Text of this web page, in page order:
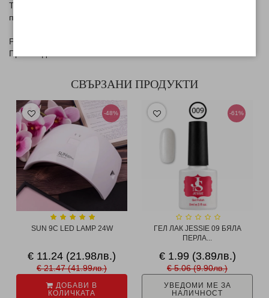
Той е
повърхността.
Разфасовка: 7мл.
Произход: EU
СВЪРЗАНИ ПРОДУКТИ
-48%
SUN 9C LED LAMP 24W
€ 11.24 (21.98лв.)
€ 21.47 (41.99лв.)
ДОБАВИ В
КОЛИЧКАТА
-61%
ГЕЛ ЛАК JESSIE 09 БЯЛА
ПЕРЛА...
€ 1.99 (3.89лв.)
€ 5.06 (9.90лв.)
УВЕДОМИ МЕ ЗА
НАЛИЧНОСТ